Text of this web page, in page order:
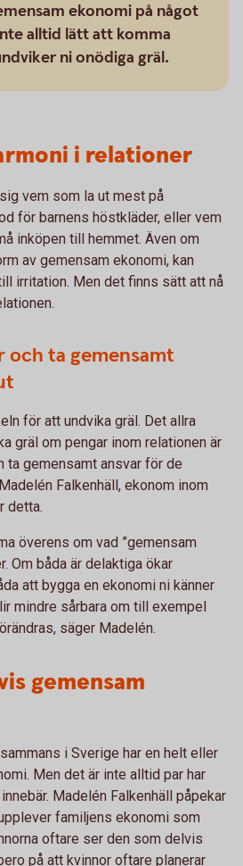
ekonomi på något
alltid lätt att komma
ni onödiga gräl.
i relationer
vem som la ut mest på
för barnens höstkläder, eller vem
inköpen till hemmet. Även om
av gemensam ekonomi, kan
irritation. Men det finns sätt att nå
och ta gemensamt
för att undvika gräl. Det allra
gräl om pengar inom relationen är
ta gemensamt ansvar för de
Falkenhäll, ekonom inom
detta.
överens om vad ”gemensam
Om båda är delaktiga ökar
att bygga en ekonomi ni känner
mindre sårbara om till exempel
säger Madelén.
gemensam
i Sverige har en helt eller
Men det är inte alltid par har
Madelén Falkenhäll påpekar
familjens ekonomi som
oftare ser den som delvis
på att kvinnor oftare planerar